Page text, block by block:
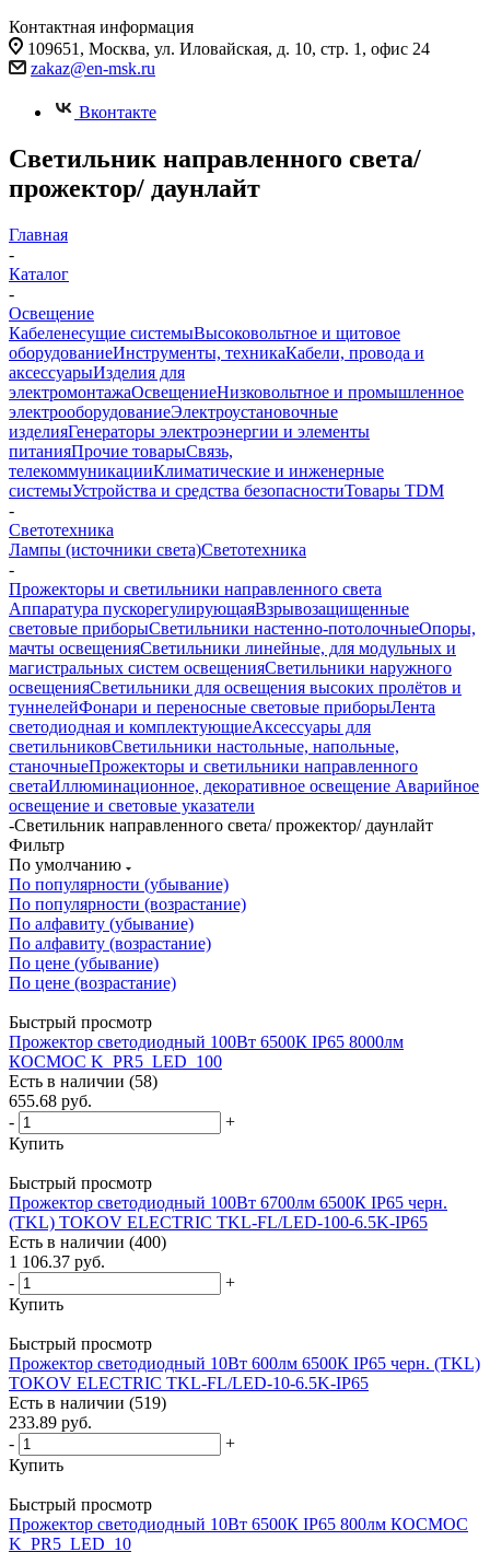
Контактная информация
109651, Москва, ул. Иловайская, д. 10, стр. 1, офис 24
zakaz@en-msk.ru
Вконтакте
Светильник направленного света/
прожектор/ даунлайт
Главная
-
Каталог
-
Освещение
Кабеленесущие системыВысоковольтное и щитовое
оборудованиеИнструменты, техникаКабели, провода и
аксессуарыИзделия для
электромонтажаОсвещениеНизковольтное и промышленное
электрооборудованиеЭлектроустановочные
изделияГенераторы электроэнергии и элементы
питанияПрочие товарыСвязь,
телекоммуникацииКлиматические и инженерные
системыУстройства и средства безопасностиТовары TDM
-
Светотехника
Лампы (источники света)Светотехника
-
Прожекторы и светильники направленного света
Аппаратура пускорегулирующаяВзрывозащищенные
световые приборыСветильники настенно-потолочныеОпоры,
мачты освещенияСветильники линейные, для модульных и
магистральных систем освещенияСветильники наружного
освещенияСветильники для освещения высоких пролётов и
туннелейФонари и переносные световые приборыЛента
светодиодная и комплектующиеАксессуары для
светильниковСветильники настольные, напольные,
станочныеПрожекторы и светильники направленного
светаИллюминационное, декоративное освещение Аварийное
освещение и световые указатели
-Светильник направленного света/ прожектор/ даунлайт
Фильтр
По умолчанию
По популярности (убывание)
По популярности (возрастание)
По алфавиту (убывание)
По алфавиту (возрастание)
По цене (убывание)
По цене (возрастание)
Быстрый просмотр
Прожектор светодиодный 100Вт 6500К IP65 8000лм
КОСМОС K_PR5_LED_100
Есть в наличии (58)
655.68 руб.
-
+
Купить
Быстрый просмотр
Прожектор светодиодный 100Вт 6700лм 6500К IP65 черн.
(TKL) TOKOV ELECTRIC TKL-FL/LED-100-6.5K-IP65
Есть в наличии (400)
1 106.37 руб.
-
+
Купить
Быстрый просмотр
Прожектор светодиодный 10Вт 600лм 6500К IP65 черн. (TKL)
TOKOV ELECTRIC TKL-FL/LED-10-6.5K-IP65
Есть в наличии (519)
233.89 руб.
-
+
Купить
Быстрый просмотр
Прожектор светодиодный 10Вт 6500К IP65 800лм КОСМОС
K_PR5_LED_10